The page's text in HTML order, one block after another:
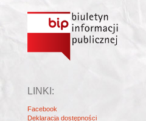
LINKI:
Facebook
Deklaracja dostępności